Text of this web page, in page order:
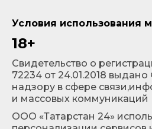
Условия использования
18+
Cвидетельство о
72234 от 24.01.2018
надзору в сфере
и массовых коммуникаций
ООО «Татарстан 24»